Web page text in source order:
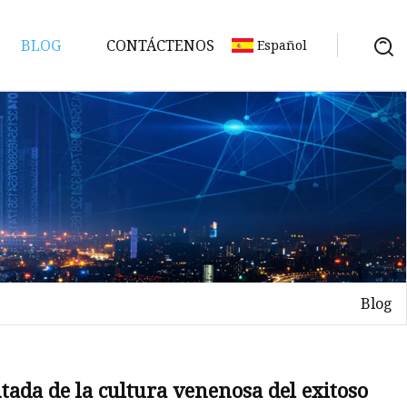
BLOG CONTÁCTENOS Español
Blog
de la cultura venenosa del exitoso